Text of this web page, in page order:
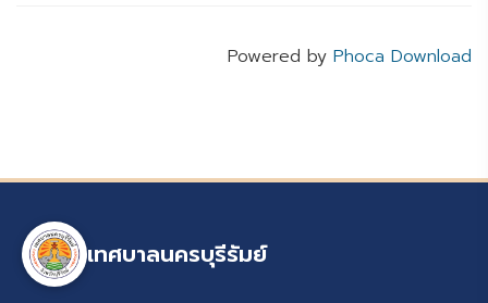
Powered by Phoca Download
เทศบาลนครบุรีรัมย์